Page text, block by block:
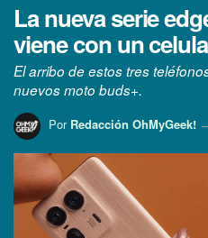
La nueva serie
viene con un
El arribo de estos tres
nuevos moto buds+.
Por Redacción OhMyGeek!